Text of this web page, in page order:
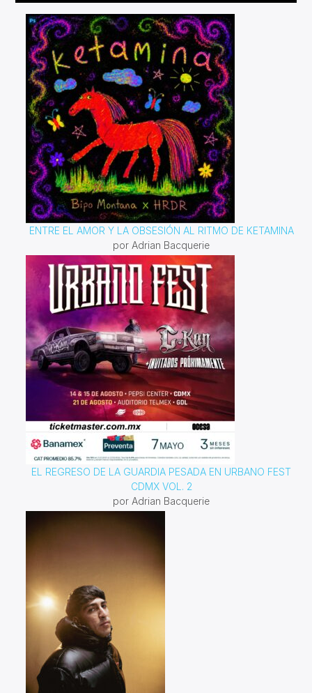
sino vital.
ENTRE EL AMOR Y LA OBSESIÓN AL RITMO DE KETAMINA
por Adrian Bacquerie
EL REGRESO DE LA GUARDIA PESADA EN URBANO FEST
CDMX VOL. 2
por Adrian Bacquerie